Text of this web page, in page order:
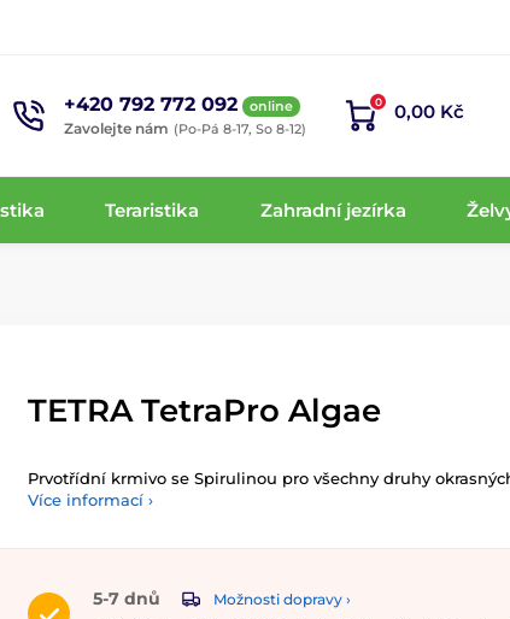
+420 792 772 092 online
Zavolejte nám (Po-Pá 8-17, So 8-12)
0 0,00 Kč
Teraristika Zahradní jezírka
TETRA TetraPro Algae
Prvotřídní krmivo se Spirulinou pro všechny druhy
Více informací ›
5-7 dnů
Možnosti dopravy ›